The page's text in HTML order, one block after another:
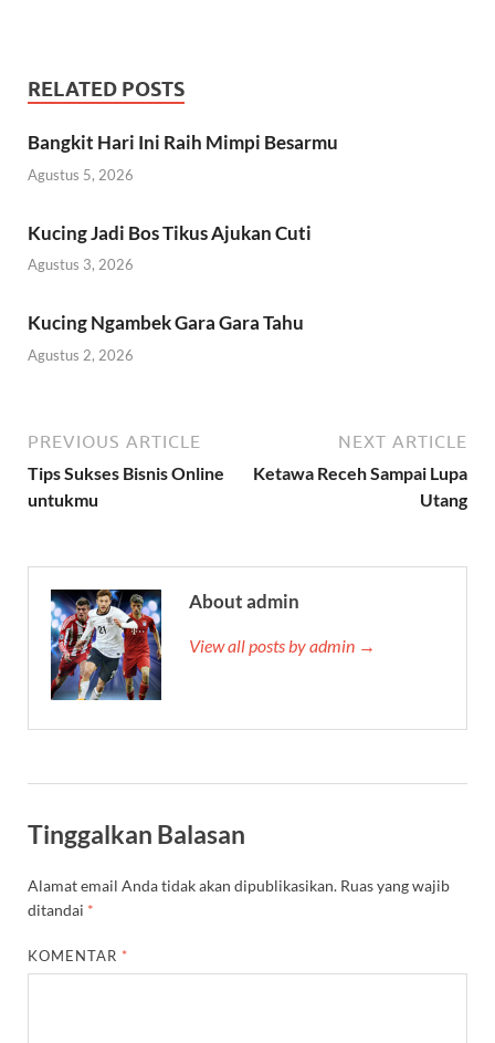
RELATED POSTS
Bangkit Hari Ini Raih Mimpi Besarmu
Agustus 5, 2026
Kucing Jadi Bos Tikus Ajukan Cuti
Agustus 3, 2026
Kucing Ngambek Gara Gara Tahu
Agustus 2, 2026
PREVIOUS ARTICLE
Tips Sukses Bisnis Online
untukmu
NEXT ARTICLE
Ketawa Receh Sampai Lupa
Utang
About admin
View all posts by admin →
Tinggalkan Balasan
Alamat email Anda tidak akan dipublikasikan. Ruas yang wajib
ditandai *
KOMENTAR *